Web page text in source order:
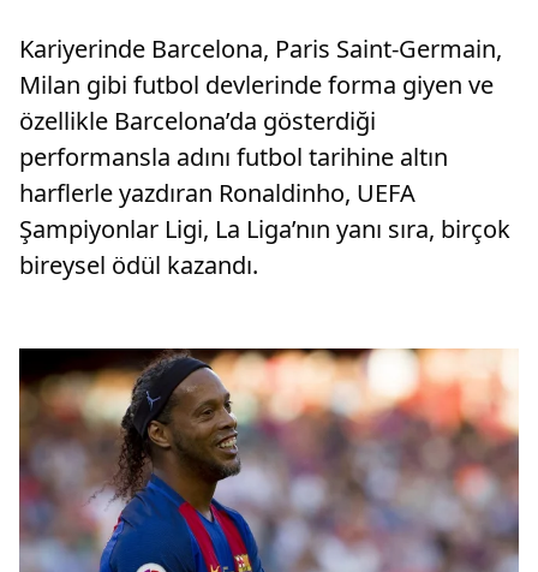
Kariyerinde Barcelona, Paris Saint-Germain,
Milan gibi futbol devlerinde forma giyen ve
özellikle Barcelona’da gösterdiği
performansla adını futbol tarihine altın
harflerle yazdıran Ronaldinho, UEFA
Şampiyonlar Ligi, La Liga’nın yanı sıra, birçok
bireysel ödül kazandı.